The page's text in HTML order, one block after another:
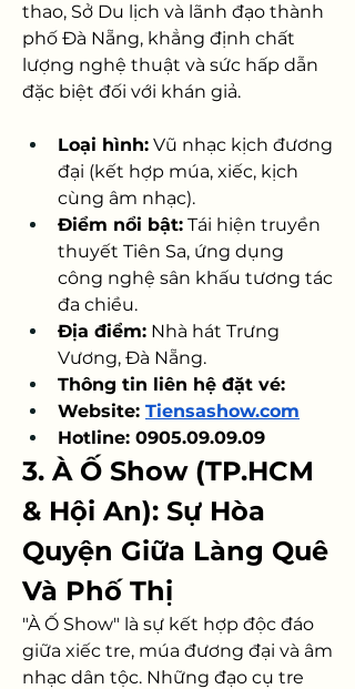
thao, Sở Du lịch và lãnh đạo thành
phố Đà Nẵng, khẳng định chất
lượng nghệ thuật và sức hấp dẫn
đặc biệt đối với khán giả.
Loại hình: Vũ nhạc kịch đương
đại (kết hợp múa, xiếc, kịch
cùng âm nhạc).
Điểm nổi bật: Tái hiện truyền
thuyết Tiên Sa, ứng dụng
công nghệ sân khấu tương tác
đa chiều.
Địa điểm: Nhà hát Trưng
Vương, Đà Nẵng.
Thông tin liên hệ đặt vé:
Website: Tiensashow.com
Hotline: 0905.09.09.09
3. À Ố Show (TP.HCM
& Hội An): Sự Hòa
Quyện Giữa Làng Quê
Và Phố Thị
"À Ố Show" là sự kết hợp độc đáo
giữa xiếc tre, múa đương đại và âm
nhạc dân tộc. Những đạo cụ tre